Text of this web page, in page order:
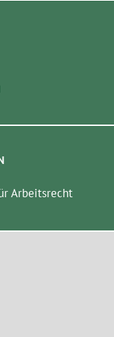
Arbeitsrecht